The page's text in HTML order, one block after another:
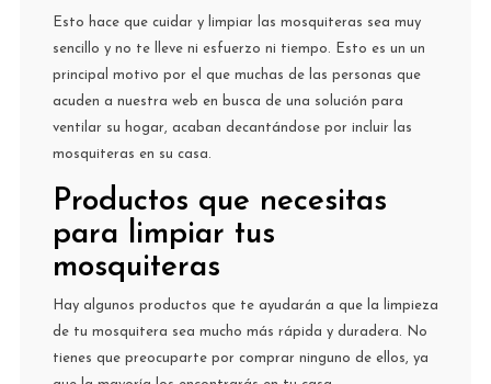
Esto hace que cuidar y limpiar las mosquiteras sea muy
sencillo y no te lleve ni esfuerzo ni tiempo. Esto es un un
principal motivo por el que muchas de las personas que
acuden a nuestra web en busca de una solución para
ventilar su hogar, acaban decantándose por incluir las
mosquiteras en su casa.
Productos que necesitas
para limpiar tus
mosquiteras
Hay algunos productos que te ayudarán a que la limpieza
de tu mosquitera sea mucho más rápida y duradera. No
tienes que preocuparte por comprar ninguno de ellos, ya